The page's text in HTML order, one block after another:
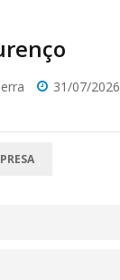
31/07/2026